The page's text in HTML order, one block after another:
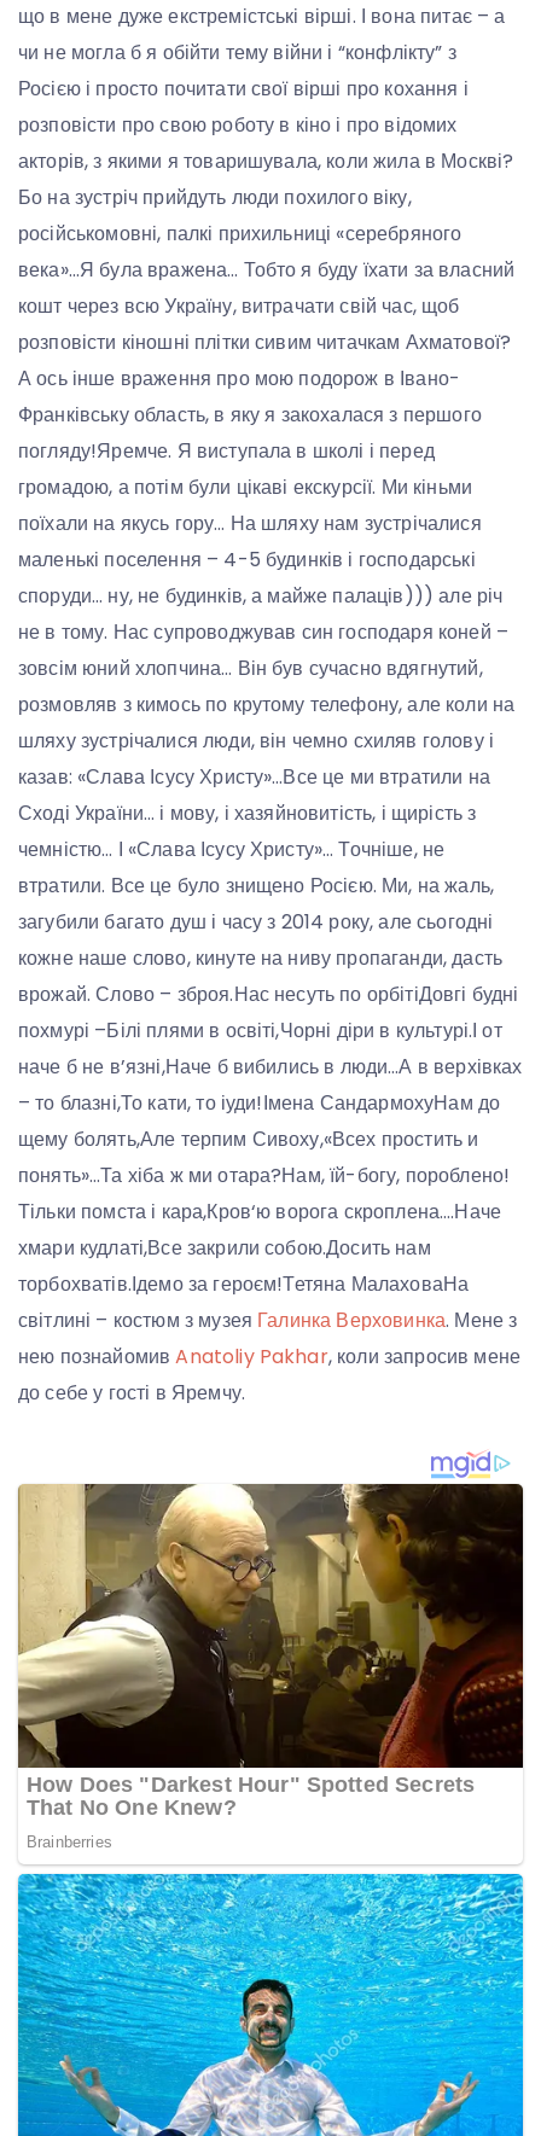
що в мене дуже екстремістські вірші. І вона питає – а
чи не могла б я обійти тему війни і “конфлікту” з
Росією і просто почитати свої вірші про кохання і
розповісти про свою роботу в кіно і про відомих
акторів, з якими я товаришувала, коли жила в Москві?
Бо на зустріч прийдуть люди похилого віку,
російськомовні, палкі прихильниці «серебряного
века»…Я була вражена… Тобто я буду їхати за власний
кошт через всю Україну, витрачати свій час, щоб
розповісти кіношні плітки сивим читачкам Ахматової?
А ось інше враження про мою подорож в Івано-
Франківську область, в яку я закохалася з першого
погляду!Яремче. Я виступала в школі і перед
громадою, а потім були цікаві екскурсії. Ми кіньми
поїхали на якусь гору… На шляху нам зустрічалися
маленькі поселення – 4-5 будинків і господарські
споруди… ну, не будинків, а майже палаців))) але річ
не в тому. Нас супроводжував син господаря коней –
зовсім юний хлопчина… Він був сучасно вдягнутий,
розмовляв з кимось по крутому телефону, але коли на
шляху зустрічалися люди, він чемно схиляв голову і
казав: «Слава Ісусу Христу»…Все це ми втратили на
Сході України… і мову, і хазяйновитість, і щирість з
чемністю… І «Слава Ісусу Христу»… Точніше, не
втратили. Все це було знищено Росією. Ми, на жаль,
загубили багато душ і часу з 2014 року, але сьогодні
кожне наше слово, кинуте на ниву пропаганди, дасть
врожай. Слово – зброя.Нас несуть по орбітіДовгі будні
похмурі –Білі плями в освіті,Чорні діри в культурі.І от
наче б не в’язні,Наче б вибились в люди…А в верхівках
– то блазні,То кати, то іуди!Імена СандармохуНам до
щему болять,Але терпим Сивоху,«Всех простить и
понять»…Та хіба ж ми отара?Нам, їй-богу, пороблено!
Тільки помста і кара,Кров‘ю ворога скроплена.…Наче
хмари кудлаті,Все закрили собою.Досить нам
торбохватів.Ідемо за героєм!Тетяна МалаховаНа
світлині – костюм з музея Галинка Верховинка. Мене з
нею познайомивAnatoliy Pakhar, коли запросив мене
до себе у гості в Яремчу.